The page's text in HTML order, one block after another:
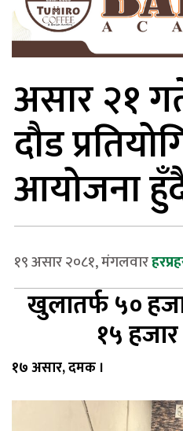
असार २१
दौड
आयोजना
१९ असार २०८१, मंगलवार
खुलातर्फ ५०
१५
१७ असार, दमक ।